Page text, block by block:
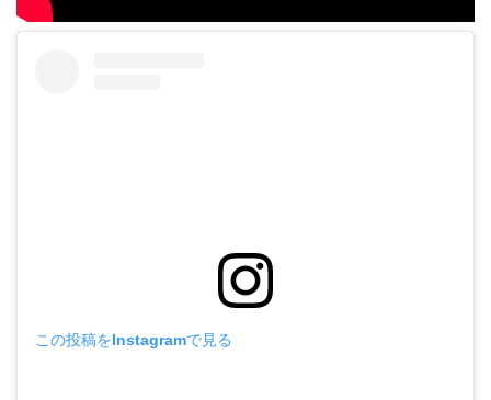
この投稿をInstagramで見る